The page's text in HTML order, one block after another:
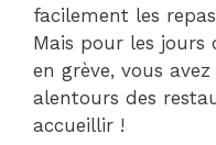
facilement les
Mais pour les jours
en grève, vous
alentours des
accueillir !